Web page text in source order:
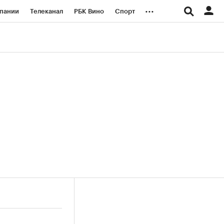
Телеканал РБК Вино Спорт ...